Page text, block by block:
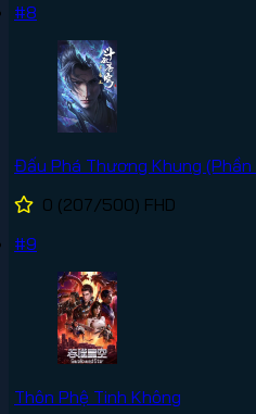
#8
Đấu Phá Thương Khung (Phần
0 (207/500) FHD
#9
Thôn Phệ Tinh Không